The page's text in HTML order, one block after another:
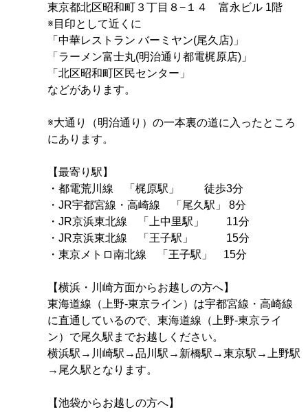
東京都北区昭和町３丁目８−１４ 富永ビル 1階
※目印として近くに
「中華レストラン バーミヤン(尾久店)」
「ラーメン富士丸(明治通り都電梶原店)」
「北区昭和町区民センター」
などがあります。
※大通り（明治通り）の一本裏の道に入ったところ
にあります。
【最寄り駅】
・都電荒川線 「梶原駅」 徒歩3分
・JR宇都宮線・高崎線 「尾久駅」 8分
・JR京浜東北線 「上中里駅」 11分
・JR京浜東北線 「王子駅」 15分
・東京メトロ南北線 「王子駅」 15分
【横浜・川崎方面からお越しの方へ】
東海道線（上野-東京ライン）は宇都宮線・高崎線
に直通しているので、東海道線（上野-東京ライ
ン）で尾久駅までお越しください。
横浜駅→川崎駅→品川駅→新橋駅→東京駅→上野駅
→尾久駅となります。
【池袋からお越しの方へ】